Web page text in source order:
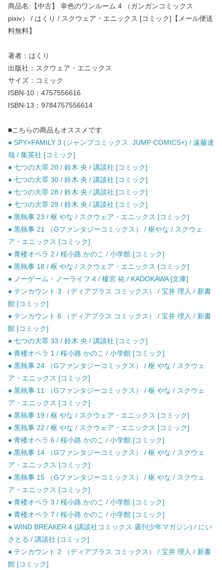
商品名:【中古】 幸色のワンルーム 4 （ガンガンコミックス
pixiv） / はくり / スクウェア・エニックス [コミック]【メール便送
料無料】
著者：はくり
出版社：スクウェア・エニックス
サイズ：コミック
ISBN-10：4757556616
ISBN-13：9784757556614
■こちらの商品もオススメです
● SPY×FAMILY 3 (ジャンプコミックス. JUMP COMICS+) / 遠藤達
哉 / 集英社 [コミック]
● 七つの大罪 20 / 鈴木 央 / 講談社 [コミック]
● 七つの大罪 30 / 鈴木 央 / 講談社 [コミック]
● 七つの大罪 28 / 鈴木 央 / 講談社 [コミック]
● 七つの大罪 29 / 鈴木 央 / 講談社 [コミック]
● 黒執事 23 / 枢 やな / スクウェア・エニックス [コミック]
● 黒執事 21 （Gファンタジーコミックス） / 枢やな / スクウェ
ア・エニックス [コミック]
● 青楼オペラ 2 / 桜小路 かのこ / 小学館 [コミック]
● 黒執事 18 / 枢 やな / スクウェア・エニックス [コミック]
● ノーゲーム・ノーライフ 4 / 榎宮 祐 / KADOKAWA [文庫]
● テンカウント 3 （ディアプラス コミックス） / 宝井 理人 / 新書
館 [コミック]
● テンカウント 6 （ディアプラス コミックス） / 宝井 理人 / 新書
館 [コミック]
● 七つの大罪 33 / 鈴木 央 / 講談社 [コミック]
● 青楼オペラ 1 / 桜小路 かのこ / 小学館 [コミック]
● 黒執事 24 （Gファンタジーコミックス） / 枢 やな / スクウェ
ア・エニックス [コミック]
● 黒執事 11 （Gファンタジーコミックス） / 枢 やな / スクウェ
ア・エニックス [コミック]
● 黒執事 19 / 枢 やな / スクウェア・エニックス [コミック]
● 黒執事 22 / 枢 やな / スクウェア・エニックス [コミック]
● 青楼オペラ 6 / 桜小路 かのこ / 小学館 [コミック]
● 黒執事 14 （Gファンタジーコミックス） / 枢 やな / スクウェ
ア・エニックス [コミック]
● 黒執事 15 （Gファンタジーコミックス） / 枢 やな / スクウェ
ア・エニックス [コミック]
● 青楼オペラ 3 / 桜小路 かのこ / 小学館 [コミック]
● 青楼オペラ 7 / 桜小路 かのこ / 小学館 [コミック]
● WIND BREAKER 4 (講談社コミックス 週刊少年マガジン) / にい
さとる / 講談社 [コミック]
● テンカウント 2 （ディアプラス コミックス） / 宝井 理人 / 新書
館 [コミック]